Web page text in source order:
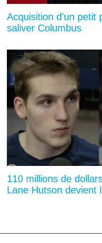
Acquisition d'un petit
saliver Columbus
110 millions de
Lane Hutson devient